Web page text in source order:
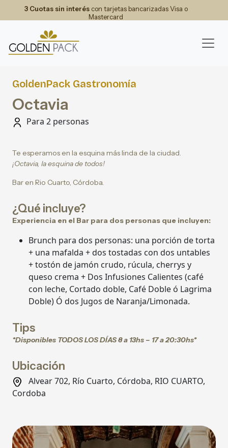
3 Cuotas sin interéscon tarjetas bancarizadas Visa o
Mastercard
GoldenPack Gastronomía
Octavia
Para 2 personas
Te esperamos en la esquina más linda de la ciudad.
¡Octavia, la esquina de todos!
Bar en Rio Cuarto, Córdoba.
¿Qué incluye?
Experiencia en el Bar para dos personas que incluyen:
Brunch para dos personas: una porción de torta
+ una mafalda + dos tostadas con dos untables
+ tostón de jamón crudo, rúcula, cherrys y
queso crema + Dos Infusiones Calientes (café
con leche, Cortado doble, Café Doble ó Lagrima
Doble) Ó dos Jugos de Naranja/Limonada.
Tips
*Disponibles TODOS LOS DÍAS 8 a 13hs – 17 a 20:30hs*
Ubicación
Alvear 702, Río Cuarto, Córdoba, RIO CUARTO,
Cordoba